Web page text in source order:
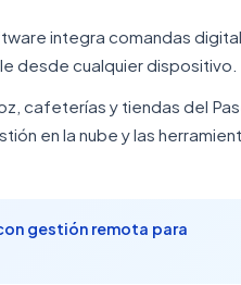
integra comandas
desde cualquier dispositivo.
cafeterías y tiendas del
en la nube y las
gestión remota para